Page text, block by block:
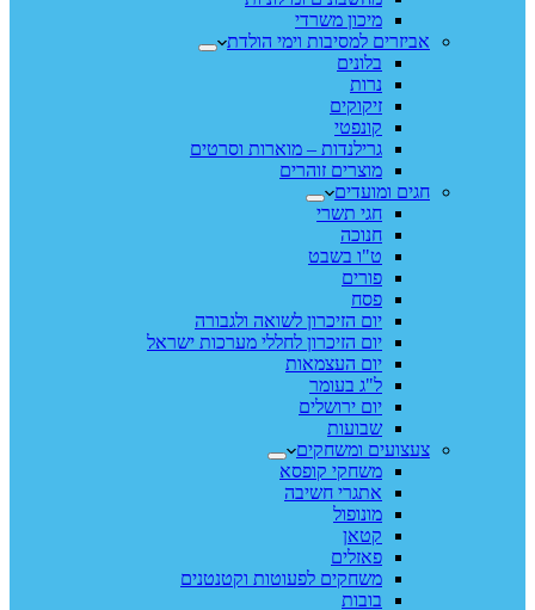
מיכון משרדי
אביזרים למסיבות וימי הולדת
בלונים
נרות
זיקוקים
קונפטי
גרילנדות – מוארות וסרטים
מוצרים זוהרים
חגים ומועדים
חגי תשרי
חנוכה
ט"ו בשבט
פורים
פסח
יום הזיכרון לשואה ולגבורה
יום הזיכרון לחללי מערכות ישראל
יום העצמאות
ל"ג בעומר
יום ירושלים
שבועות
צעצועים ומשחקים
משחקי קופסא
אתגרי חשיבה
מונופול
קטאן
פאזלים
משחקים לפעוטות וקטנטנים
בובות